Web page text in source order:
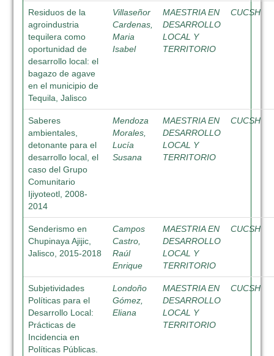
Residuos de la
agroindustria
tequilera como
oportunidad de
desarrollo local: el
bagazo de agave
en el municipio de
Tequila, Jalisco
Villaseñor
Cardenas,
Maria
Isabel
MAESTRIA EN
DESARROLLO
LOCAL Y
TERRITORIO
CUCSH
Saberes
ambientales,
detonante para el
desarrollo local, el
caso del Grupo
Comunitario
Ijiyoteotl, 2008-
2014
Mendoza
Morales,
Lucía
Susana
MAESTRIA EN
DESARROLLO
LOCAL Y
TERRITORIO
CUCSH
Senderismo en
Chupinaya Ajijic,
Jalisco, 2015-2018
Campos
Castro,
Raúl
Enrique
MAESTRIA EN
DESARROLLO
LOCAL Y
TERRITORIO
CUCSH
Subjetividades
Políticas para el
Desarrollo Local:
Prácticas de
Incidencia en
Políticas Públicas.
Londoño
Gómez,
Eliana
MAESTRIA EN
DESARROLLO
LOCAL Y
TERRITORIO
CUCSH